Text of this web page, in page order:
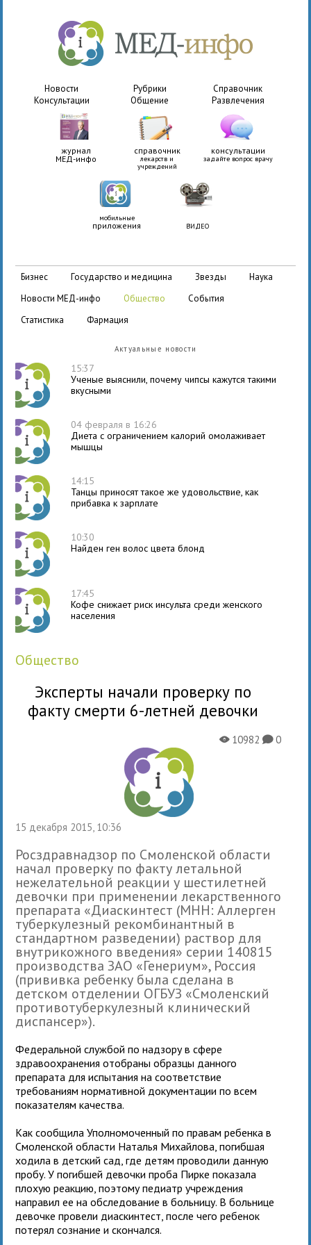
Новости Рубрики
Справочник
Консультации
Общение Развлечения
журнал
МЕД-инфо
справочник
лекарств и
учреждений
консультации
задайте вопрос врачу
мобильные
приложения ВИДЕО
бизнес государство и медицина звезды
наука
новости МЕД-инфо
общество
события
статистика
фармация
Актуальные новости
15:37
Ученые выяснили, почему чипсы кажутся такими
вкусными
04 февраля в 16:26
Диета с ограничением калорий омолаживает
мышцы
14:15
Танцы приносят такое же удовольствие, как
прибавка к зарплате
10:30
Найден ген волос цвета блонд
17:45
Кофе снижает риск инсульта среди женского
населения
общество
Эксперты начали проверку по
факту смерти 6-летней девочки
15 декабря 2015, 10:36
X10982K0
Росздравнадзор по Смоленской области
начал проверку по факту летальной
нежелательной реакции у шестилетней
девочки при применении лекарственного
препарата «Диаскинтест (МНН: Аллерген
туберкулезный рекомбинантный в
стандартном разведении) раствор для
внутрикожного введения» серии 140815
производства ЗАО «Генериум», Россия
(прививка ребенку была сделана в
детском отделении ОГБУЗ «Смоленский
противотуберкулезный клинический
диспансер»).
Федеральной службой по надзору в сфере
здравоохранения отобраны образцы данного
препарата для испытания на соответствие
требованиям нормативной документации по всем
показателям качества.
Как сообщила Уполномоченный по правам ребенка в
Смоленской области Наталья Михайлова, погибшая
ходила в детский сад, где детям проводили данную
пробу. У погибшей девочки проба Пирке показала
плохую реакцию, поэтому педиатр учреждения
направил ее на обследование в больницу. В больнице
девочке провели диаскинтест, после чего ребенок
потерял сознание и скончался.